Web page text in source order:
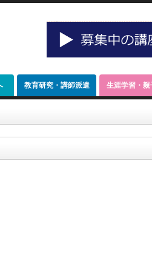
教育研究・講師派遣 生涯学習・親